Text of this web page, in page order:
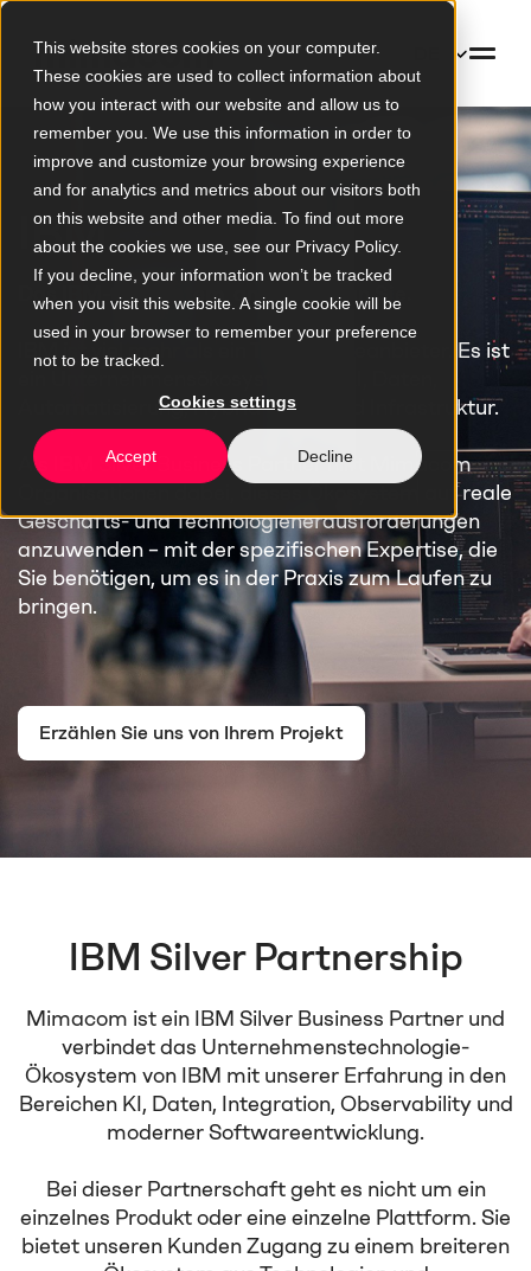
This website stores cookies on your computer.
These cookies are used to collect information about
how you interact with our website and allow us to
remember you. We use this information in order to
improve and customize your browsing experience
and for analytics and metrics about our visitors both
on this website and other media. To find out more
about the cookies we use, see our Privacy Policy.
If you decline, your information won’t be tracked
when you visit this website. A single cookie will be
used in your browser to remember your preference
not to be tracked.
Cookies settings
Accept Decline
IBM
Das IBM-Ökosystem, angepasst an Sie.
IBM ist viel mehr als ein Technologieanbieter. Es ist
Automatisierung, Hybrid Cloud und Infrastruktur.
Als IBM Silver Business Partner hilft Mimacom
Organisationen dabei, dieses Ökosystem auf reale
Geschäfts- und Technologieherausforderungen
anzuwenden – mit der spezifischen Expertise, die
Sie benötigen, um es in der Praxis zum Laufen zu
bringen.
Erzählen Sie uns von Ihrem Projekt
IBM Silver Partnership
Mimacom ist ein IBM Silver Business Partner und
verbindet das Unternehmenstechnologie-
Ökosystem von IBM mit unserer Erfahrung in den
Bereichen KI, Daten, Integration, Observability und
moderner Softwareentwicklung.
Bei dieser Partnerschaft geht es nicht um ein
einzelnes Produkt oder eine einzelne Plattform. Sie
bietet unseren Kunden Zugang zu einem breiteren